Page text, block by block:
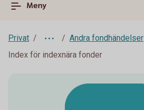
Meny
Privat
Andra fondhändelser
Index för indexnära fonder